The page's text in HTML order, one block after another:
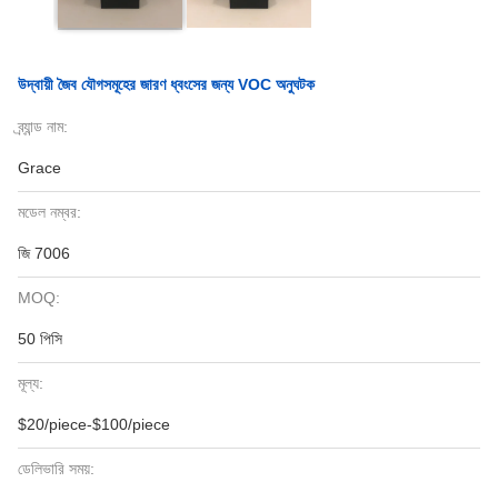
উদ্বায়ী জৈব যৌগসমূহের জারণ ধ্বংসের জন্য VOC অনুঘটক
ব্র্যান্ড নাম:
Grace
মডেল নম্বর:
জি 7006
MOQ:
50 পিসি
মূল্য:
$20/piece-$100/piece
ডেলিভারি সময়: